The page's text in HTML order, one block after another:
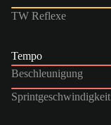
TW Reflexe
Tempo
Beschleunigung
Sprintgeschwindigkeit